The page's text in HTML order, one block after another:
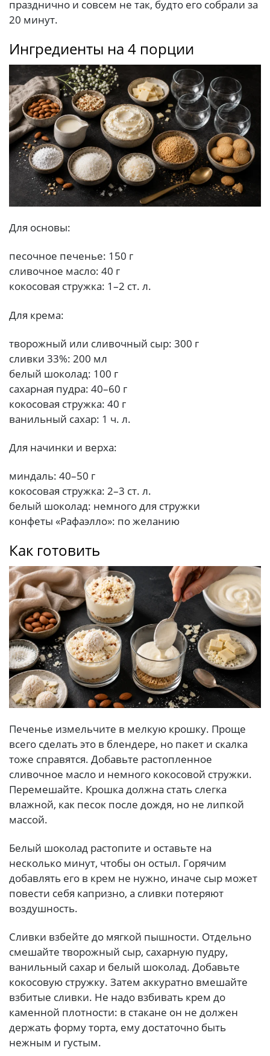
празднично и совсем не так, будто его собрали за
20 минут.
Ингредиенты на 4 порции
Для основы:
песочное печенье: 150 г
сливочное масло: 40 г
кокосовая стружка: 1–2 ст. л.
Для крема:
творожный или сливочный сыр: 300 г
сливки 33%: 200 мл
белый шоколад: 100 г
сахарная пудра: 40–60 г
кокосовая стружка: 40 г
ванильный сахар: 1 ч. л.
Для начинки и верха:
миндаль: 40–50 г
кокосовая стружка: 2–3 ст. л.
белый шоколад: немного для стружки
конфеты «Рафаэлло»: по желанию
Как готовить
Печенье измельчите в мелкую крошку. Проще
всего сделать это в блендере, но пакет и скалка
тоже справятся. Добавьте растопленное
сливочное масло и немного кокосовой стружки.
Перемешайте. Крошка должна стать слегка
влажной, как песок после дождя, но не липкой
массой.
Белый шоколад растопите и оставьте на
несколько минут, чтобы он остыл. Горячим
добавлять его в крем не нужно, иначе сыр может
повести себя капризно, а сливки потеряют
воздушность.
Сливки взбейте до мягкой пышности. Отдельно
смешайте творожный сыр, сахарную пудру,
ванильный сахар и белый шоколад. Добавьте
кокосовую стружку. Затем аккуратно вмешайте
взбитые сливки. Не надо взбивать крем до
каменной плотности: в стакане он не должен
держать форму торта, ему достаточно быть
нежным и густым.